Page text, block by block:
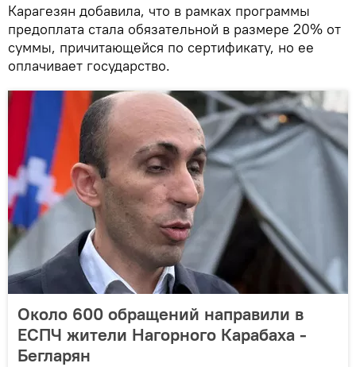
Карагезян добавила, что в рамках программы
предоплата стала обязательной в размере 20% от
суммы, причитающейся по сертификату, но ее
оплачивает государство.
Около 600 обращений направили в
ЕСПЧ жители Нагорного Карабаха -
Бегларян